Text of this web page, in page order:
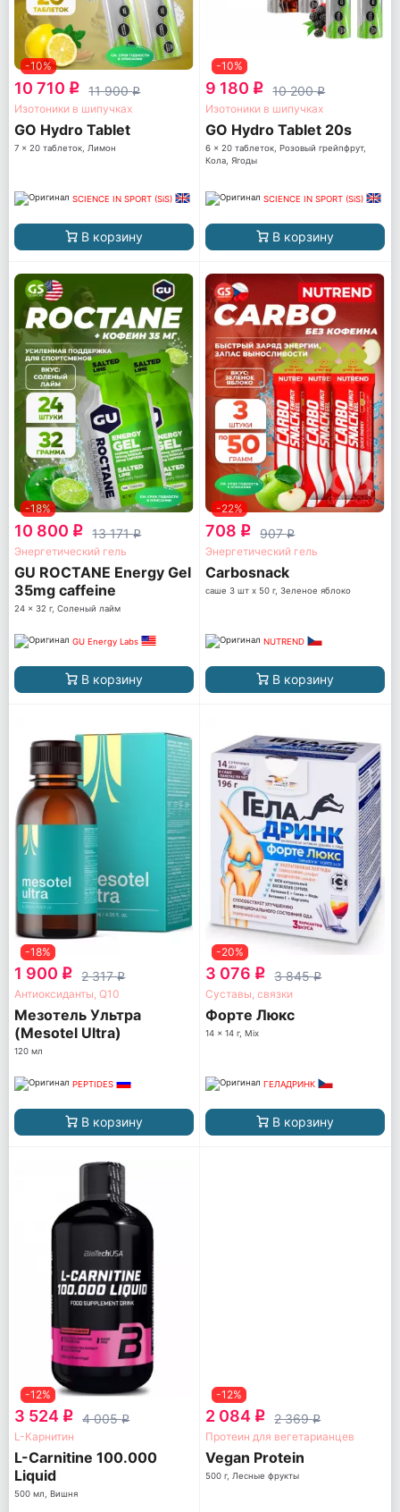
-10%
10 710 q 11 900q
Изотоники в шипучках
GO Hydro Tablet
7 x 20 таблеток, Лимон
SCIENCE IN SPORT (SiS)
В корзину
-10%
9 180 q 10 200q
Изотоники в шипучках
GO Hydro Tablet 20s
6 x 20 таблеток, Розовый грейпфрут,
Кола, Ягоды
SCIENCE IN SPORT (SiS)
В корзину
-18%
10 800 q 13 171q
Энергетический гель
GU ROCTANE Energy Gel
35mg caffeine
24 x 32 г, Соленый лайм
GU Energy Labs
В корзину
-22%
708 q 907q
Энергетический гель
Carbosnack
саше 3 шт x 50 г, Зеленое яблоко
NUTREND
В корзину
-18%
1 900 q 2 317q
Антиоксиданты, Q10
Мезотель Ультра
(Mesotel Ultra)
120 мл
PEPTIDES
В корзину
-20%
3 076 q 3 845q
Суставы, связки
Форте Люкс
14 x 14 г, Mix
ГЕЛАДРИНК
В корзину
-12%
3 524 q 4 005q
L-Карнитин
L-Carnitine 100.000
Liquid
500 мл, Вишня
-12%
2 084 q 2 369q
Протеин для вегетарианцев
Vegan Protein
500 г, Лесные фрукты